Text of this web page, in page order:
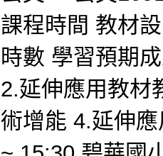
課程時間 教材
時數 學習預期
2.延伸應用教材
術增能 4.延伸